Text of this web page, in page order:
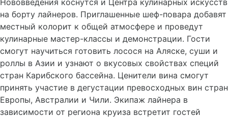
Нововведения коснутся и Центра кулинарных искусств
на борту лайнеров. Приглашенные шеф-повара добавят
местный колорит к общей атмосфере и проведут
кулинарные мастер-классы и демонстрации. Гости
смогут научиться готовить лосося на Аляске, суши и
роллы в Азии и узнают о вкусовых свойствах специй
стран Карибского бассейна. Ценители вина смогут
принять участие в дегустации превосходных вин стран
Европы, Австралии и Чили. Экипаж лайнера в
зависимости от региона круиза встретит гостей